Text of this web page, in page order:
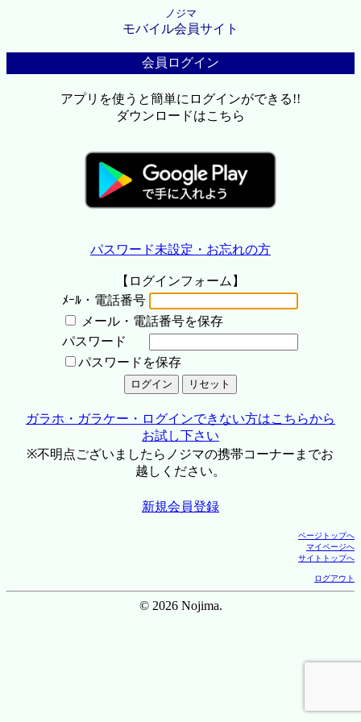
ノジマ
モバイル会員サイト
会員ログイン
アプリを使うと簡単にログインができる!!
ダウンロードはこちら
パスワード未設定・お忘れの方
【ログインフォーム】
ﾒｰﾙ・電話番号
メール・電話番号を保存
パスワード
パスワードを保存
ガラホ・ガラケー・ログインできない方はこちらから
お試し下さい
※不明点ございましたらノジマの携帯コーナーまでお
越しください。
新規会員登録
ページトップへ
マイページへ
サイトトップへ
ログアウト
© 2026 Nojima.